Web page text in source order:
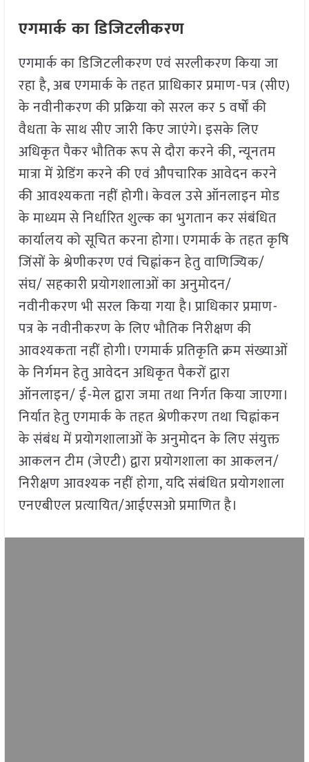
एगमार्क का डिजिटलीकरण
एगमार्क का डिजिटलीकरण एवं सरलीकरण किया जा
रहा है, अब एगमार्क के तहत प्राधिकार प्रमाण-पत्र (सीए)
के नवीनीकरण की प्रक्रिया को सरल कर 5 वर्षों की
वैधता के साथ सीए जारी किए जाएंगे। इसके लिए
अधिकृत पैकर भौतिक रूप से दौरा करने की, न्यूनतम
मात्रा में ग्रेडिंग करने की एवं औपचारिक आवेदन करने
की आवश्यकता नहीं होगी। केवल उसे ऑनलाइन मोड
के माध्यम से निर्धारित शुल्क का भुगतान कर संबंधित
कार्यालय को सूचित करना होगा। एगमार्क के तहत कृषि
जिंसों के श्रेणीकरण एवं चिह्नांकन हेतु वाणिज्यिक/
संघ/ सहकारी प्रयोगशालाओं का अनुमोदन/
नवीनीकरण भी सरल किया गया है। प्राधिकार प्रमाण-
पत्र के नवीनीकरण के लिए भौतिक निरीक्षण की
आवश्यकता नहीं होगी। एगमार्क प्रतिकृति क्रम संख्याओं
के निर्गमन हेतु आवेदन अधिकृत पैकरों द्वारा
ऑनलाइन/ ई-मेल द्वारा जमा तथा निर्गत किया जाएगा।
निर्यात हेतु एगमार्क के तहत श्रेणीकरण तथा चिह्नांकन
के संबंध में प्रयोगशालाओं के अनुमोदन के लिए संयुक्त
आकलन टीम (जेएटी) द्वारा प्रयोगशाला का आकलन/
निरीक्षण आवश्यक नहीं होगा, यदि संबंधित प्रयोगशाला
एनएबीएल प्रत्यायित/आईएसओ प्रमाणित है।